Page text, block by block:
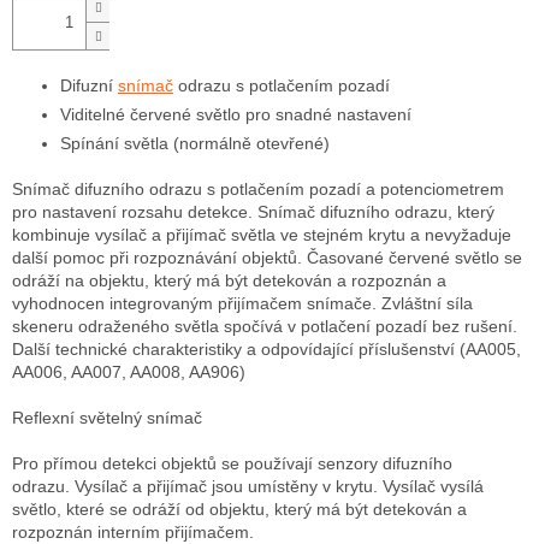
Difuzní snímač odrazu s potlačením pozadí
Viditelné červené světlo pro snadné nastavení
Spínání světla (normálně otevřené)
Snímač difuzního odrazu s potlačením pozadí a potenciometrem
pro nastavení rozsahu detekce. Snímač difuzního odrazu, který
kombinuje vysílač a přijímač světla ve stejném krytu a nevyžaduje
další pomoc při rozpoznávání objektů. Časované červené světlo se
odráží na objektu, který má být detekován a rozpoznán a
vyhodnocen integrovaným přijímačem snímače. Zvláštní síla
skeneru odraženého světla spočívá v potlačení pozadí bez rušení.
Další technické charakteristiky a odpovídající příslušenství (AA005,
AA006, AA007, AA008, AA906)
Reflexní světelný snímač
Pro přímou detekci objektů se používají senzory difuzního
odrazu. Vysílač a přijímač jsou umístěny v krytu. Vysílač vysílá
světlo, které se odráží od objektu, který má být detekován a
rozpoznán interním přijímačem.